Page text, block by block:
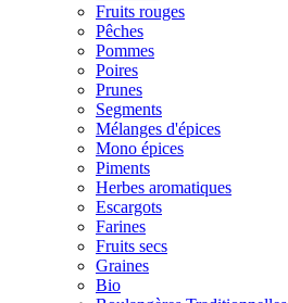
Fruits rouges
Pêches
Pommes
Poires
Prunes
Segments
Mélanges d'épices
Mono épices
Piments
Herbes aromatiques
Escargots
Farines
Fruits secs
Graines
Bio